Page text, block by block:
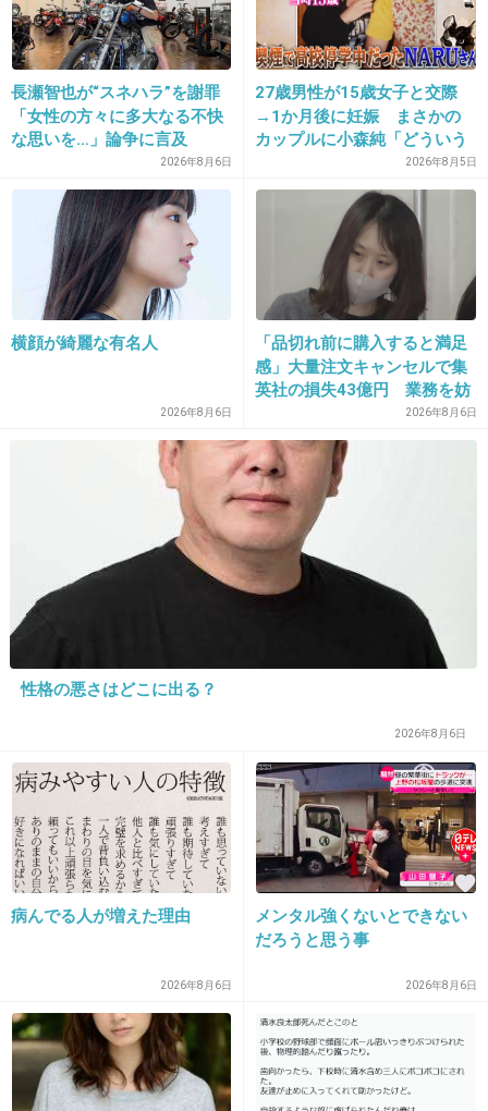
22. 匿名2019/01/13(日) 15:23:29
>>8
このひとは台湾で人気。韓国より中国人気
+139 -3
2019/01/13(日) 15:24:17
このの好きなんだけど韓国と絡んでるのがな
+12 -2
澄みきってはないよね
+12
2019/01/13(日) 15:26:16
男受け良さそうな人だよね。童顔、巨乳、色
白。羨ましい(。>д<)。歌も上手いんだよね～⤴
26. 匿名 2019/01/13(日) 15:27:21
>>22
なぜ韓国否定なのかわからないけど
韓国でも人気があるよ
日本の倍以上のギャラでオファーが来るって本
篠崎さんも韓国に媚びてたし
出典：livedoor.blogimg.jp
長瀬智也が“スネハラ”を謝罪
「女性の方々に多大なる不快
な思いを…」論争に言及
2026年8月6日
27歳男性が15歳女子と交際
→1か月後に妊娠 まさかの
カップルに小森純「どういう
事？だいぶあぶねぇよ」2026年8月5日
横顔が綺麗な有名人
2026年8月6日
「品切れ前に購入すると満足
感」大量注文キャンセルで集
英社の損失43億円 業務を妨
害した疑いで32歳女を逮捕
2026年8月6日
性格の悪さはどこに出る？
2026年8月6日
病んでる人が増えた理由
2026年8月6日
メンタル強くないとできない
だろうと思う事
2026年8月6日